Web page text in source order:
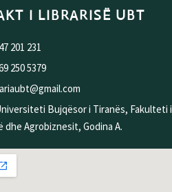
I LIBRARISË UBT
201 231
250 5379
Bujqësor i Tiranës, Fakulteti i
dhe Agrobiznesit, Godina A.